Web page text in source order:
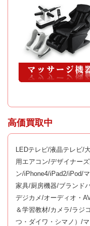
高価買取中
LEDテレビ/液晶テレビ/
用エアコン/デザイナー
ン/iPhone4/iPad2/iPod/
家具/厨房機器/ブランド
デジカメ/オーディオ・
＆学習教材/カメラ/ラジ
つ・ダイワ・シマノ）/